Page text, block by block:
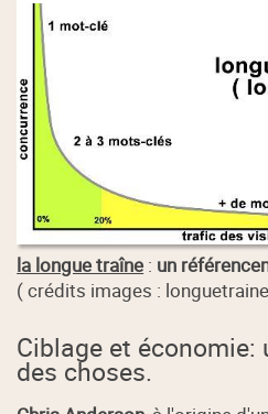
la longue traîne : un
( crédits images :
Ciblage et économie:
des choses.